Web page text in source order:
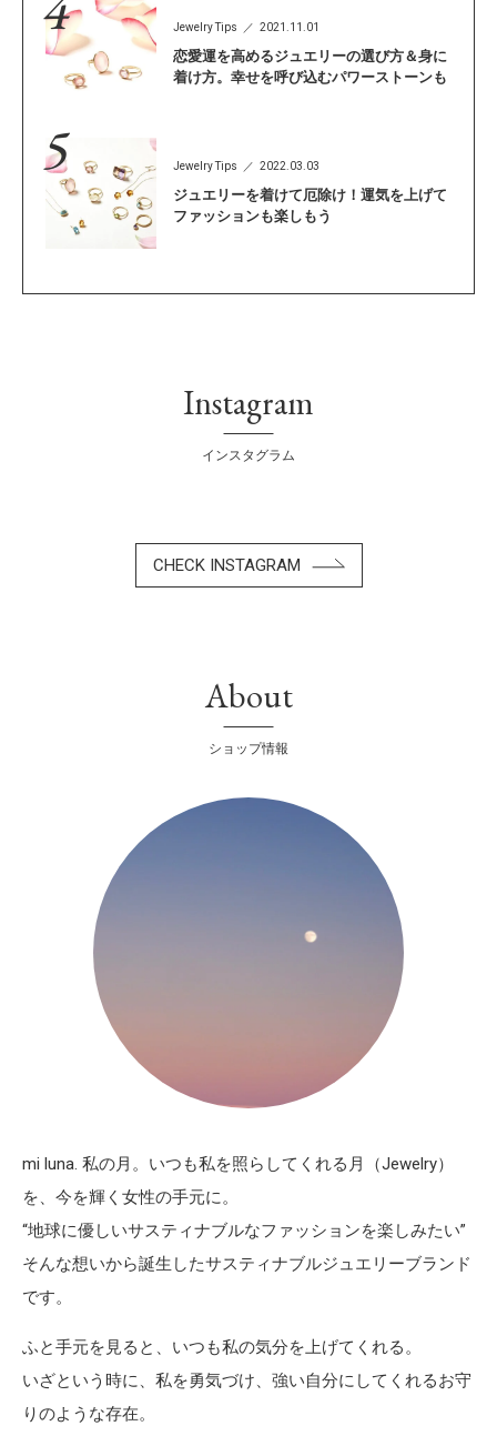
Jewelry Tips 2021.11.01
恋愛運を高めるジュエリーの選び方＆身に
着け方。幸せを呼び込むパワーストーンも
Jewelry Tips 2022.03.03
ジュエリーを着けて厄除け！運気を上げて
ファッションも楽しもう
Instagram
インスタグラム
CHECK INSTAGRAM
About
ショップ情報
mi luna. 私の月。いつも私を照らしてくれる月（Jewelry）
を、今を輝く女性の手元に。
“地球に優しいサスティナブルなファッションを楽しみたい”
そんな想いから誕生したサスティナブルジュエリーブランド
です。
ふと手元を見ると、いつも私の気分を上げてくれる。
いざという時に、私を勇気づけ、強い自分にしてくれるお守
りのような存在。